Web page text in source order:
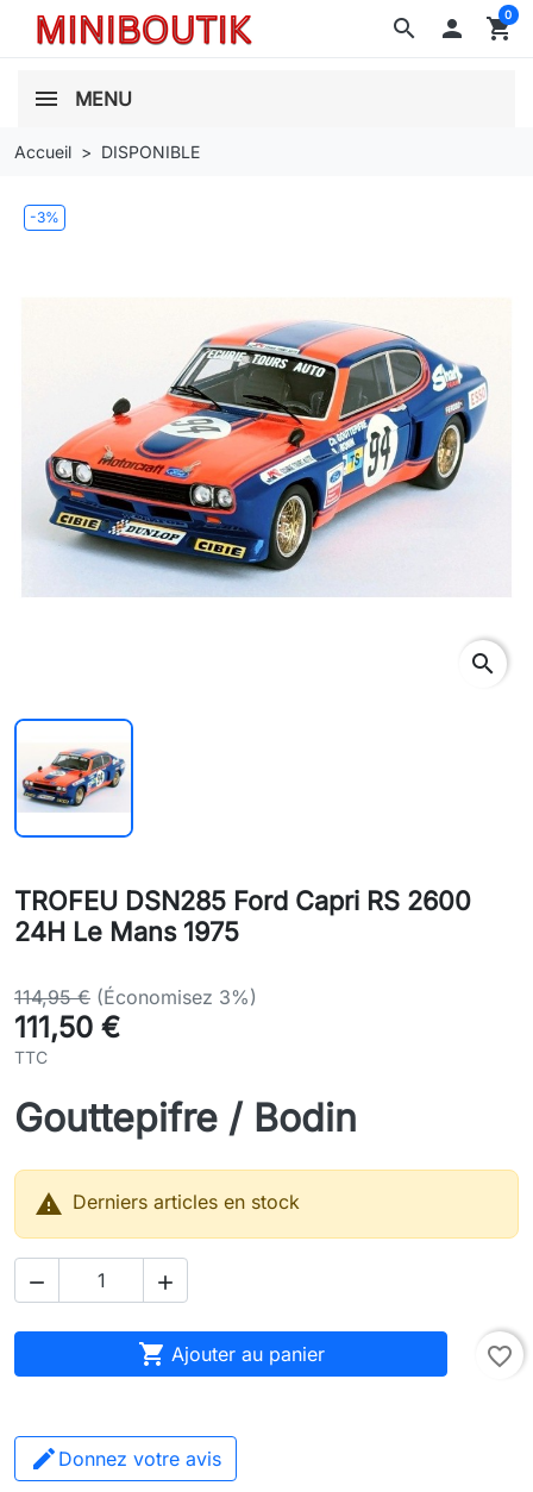
search  shopping_cart
0
MENU
Accueil DISPONIBLE
-3%
search
TROFEU DSN285 Ford Capri RS 2600
24H Le Mans 1975
114,95 € (Économisez 3%)
111,50 €
TTC
Gouttepifre / Bodin
 Derniers articles en stock
 
 Ajouter au panier favorite_border
Donnez votre avis